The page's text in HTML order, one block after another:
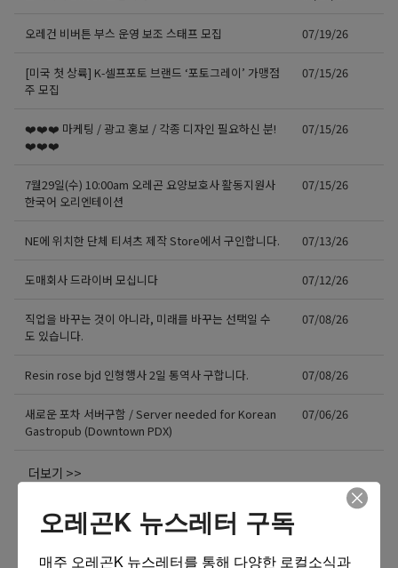
오레건 비버튼 부스 운영 보조 스태프 모집 07/19/26
[미국 첫 상륙] K-셀프포토 브랜드 ‘포토그레이’ 가맹점
주 모집
07/15/26
❤️❤️❤️ 마케팅 / 광고 홍보 / 각종 디자인 필요하신 분!
❤️❤️❤️
07/15/26
7월29일(수) 10:00am 오레곤 요양보호사 활동지원사
한국어 오리엔테이션
07/15/26
NE에 위치한 단체 티셔츠 제작 Store에서 구인합니다. 07/13/26
도매회사 드라이버 모십니다 07/12/26
직업을 바꾸는 것이 아니라, 미래를 바꾸는 선택일 수
도 있습니다.
07/08/26
Resin rose bjd 인형행사 2일 통역사 구합니다. 07/08/26
새로운 포차 서버구함 / Server needed for Korean
Gastropub (Downtown PDX)
07/06/26
더보기 >>
오레곤K 뉴스레터 구독
매주 오레곤K 뉴스레터를 통해 다양한 로컬소식과